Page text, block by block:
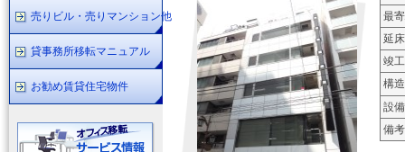
最
延床
竣工
構
設備
備考
売りビル・売りマンション他
貸事務所移転マニュアル
お勧め賃貸住宅物件